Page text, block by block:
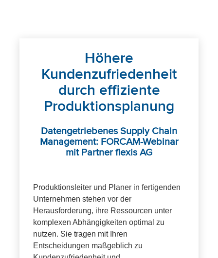
Höhere
Kundenzufriedenheit
durch effiziente
Produktionsplanung
Datengetriebenes Supply Chain
Management: FORCAM-Webinar
mit Partner flexis AG
Produktionsleiter und Planer in fertigenden
Unternehmen stehen vor der
Herausforderung, ihre Ressourcen unter
komplexen Abhängigkeiten optimal zu
nutzen. Sie tragen mit Ihren
Entscheidungen maßgeblich zu